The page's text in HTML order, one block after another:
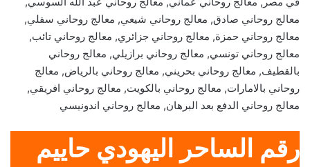
معالج روحاني صادق, معالج روحاني شيعي, معالج روحاني سفلي,
معالج روحاني حمزة, معالج روحاني جزائري, معالج روحاني تائب,
معالج روحاني تونسي, معالج روحاني برازيلي, معالج روحاني
بالقطيف, معالج روحاني بحريني, معالج روحاني بالرياض, معالج
روحاني بالامارات, معالج روحاني بالكويت, معالج روحاني افريقي,
معالج روحاني الدفع بعد البرهان, معالج روحاني اندونيسي
رقم الساحر اليهودي حاييم